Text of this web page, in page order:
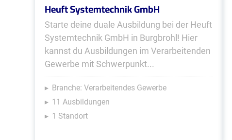
Heuft Systemtechnik GmbH
Starte deine duale Ausbildung bei der Heuft
Systemtechnik GmbH in Burgbrohl! Hier
kannst du Ausbildungen im Verarbeitenden
Gewerbe mit Schwerpunkt...
Branche: Verarbeitendes Gewerbe
11 Ausbildungen
1 Standort